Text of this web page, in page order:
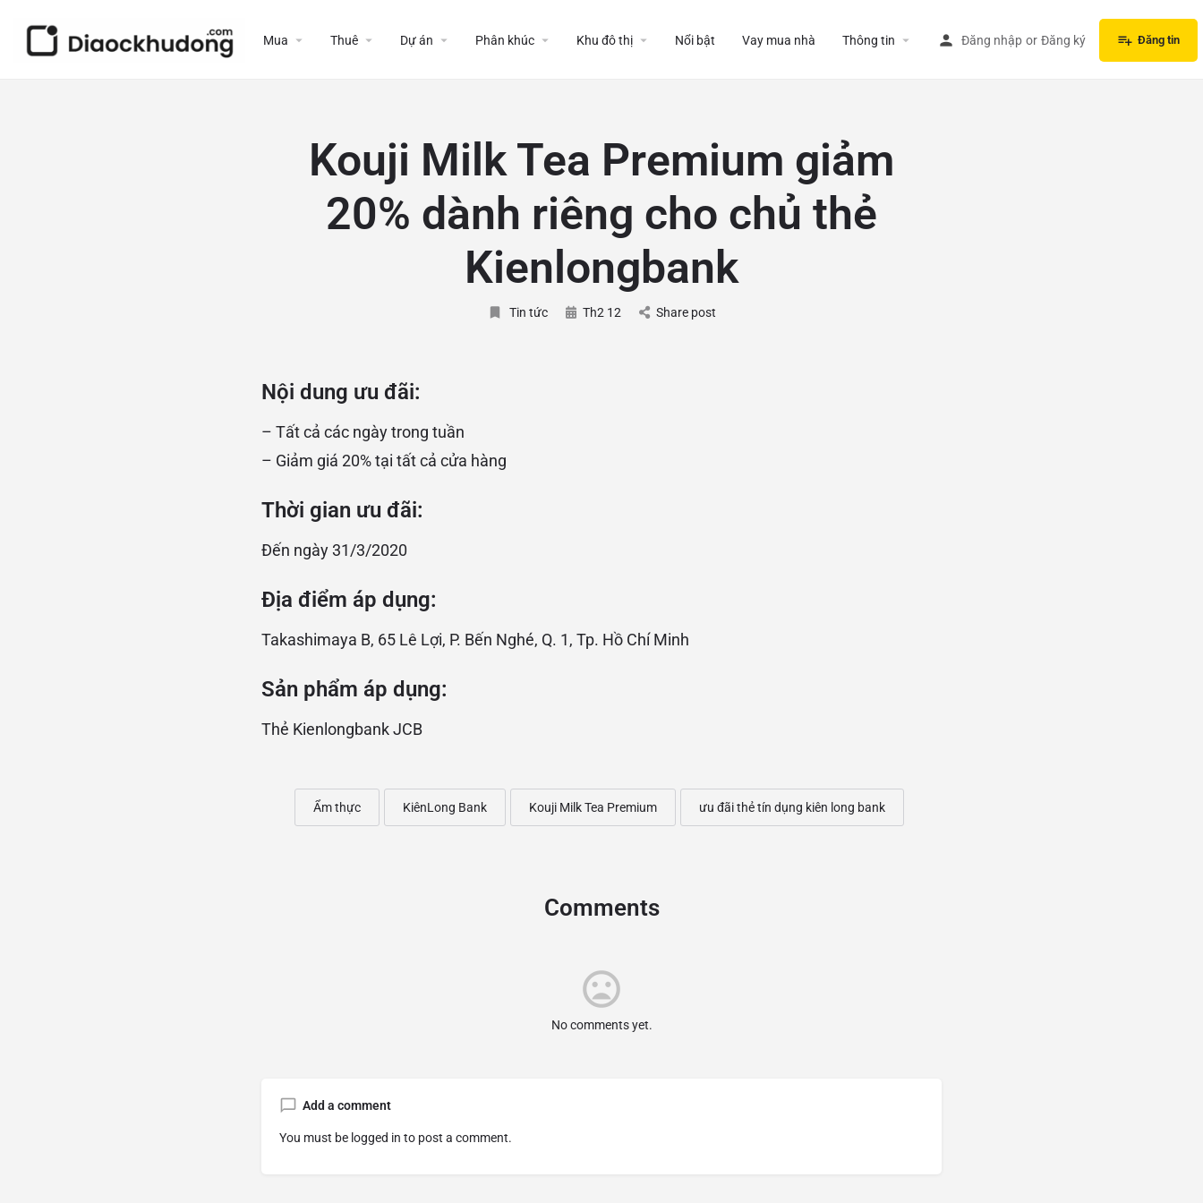
Mua Thuê Dự án Phân khúc Khu đô thị Nổi bật Vay mua nhà Thông tin Đăng nhập or Đăng ký Đăng tin
Kouji Milk Tea Premium giảm
20% dành riêng cho chủ thẻ
Kienlongbank
Tin tức Th2 12 Share post
Nội dung ưu đãi:
– Tất cả các ngày trong tuần
– Giảm giá 20% tại tất cả cửa hàng
Thời gian ưu đãi:
Đến ngày 31/3/2020
Địa điểm áp dụng:
Takashimaya B, 65 Lê Lợi, P. Bến Nghé, Q. 1, Tp. Hồ Chí Minh
Sản phẩm áp dụng:
Thẻ Kienlongbank JCB
Ẩm thực KiênLong Bank Kouji Milk Tea Premium ưu đãi thẻ tín dụng kiên long bank
Comments
No comments yet.
Add a comment
You must be logged in to post a comment.